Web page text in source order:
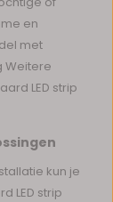
en
met
Weitere
LED strip
kun je
LED strip